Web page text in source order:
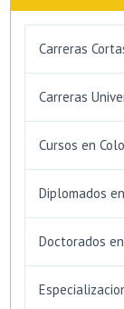
Carreras
Carreras
Cursos en
Diplomados
Doctorados